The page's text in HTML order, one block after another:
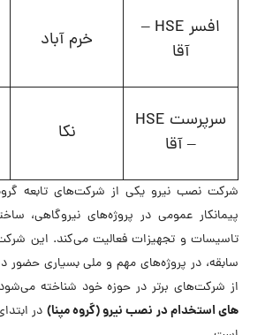
افسر HSE –
آقا
خرم آباد
سرپرست HSE
– آقا
نکا
شرکت نصب نیرو یکی از شرکت‌های تابعه
پیمانکار عمومی در پروژه‌های نیروگاهی،
سابقه، در پروژه‌های مهم و ملی بسیاری حضور
از شرکت‌های برتر در حوزه خود شناخته
های استخدام در نصب نیرو (گروه مپنا) در